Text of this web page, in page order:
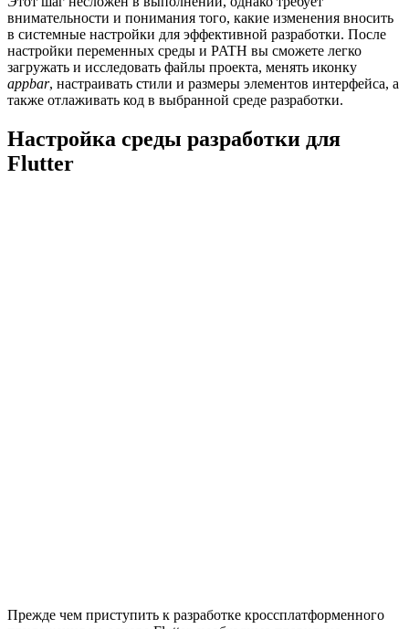
внимательности и понимания того, какие изменения вносить
в системные настройки для эффективной разработки. После
настройки переменных среды и PATH вы сможете легко
загружать и исследовать файлы проекта, менять иконку
appbar, настраивать стили и размеры элементов интерфейса, а
также отлаживать код в выбранной среде разработки.
Настройка среды разработки для
Flutter
Прежде чем приступить к разработке кроссплатформенного